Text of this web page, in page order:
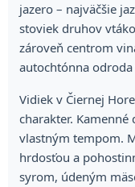
jazero – najväčšie
stoviek druhov
zároveň centrom
autochtónna odroda
Vidiek v Čiernej
charakter.
vlastným tempom.
hrdosťou a
syrom, údeným